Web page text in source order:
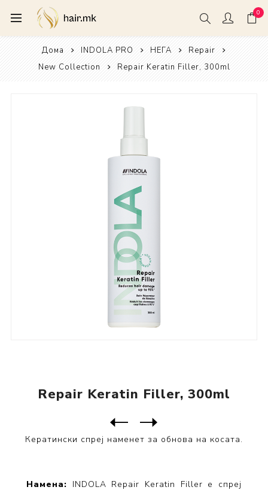
0
Дома INDOLA PRO НЕГА
Repair
New Collection
Repair Keratin Filler, 300ml
Repair Keratin Filler, 300ml
Кератински спреј наменет за обнова на косата.
Намена: INDOLA Repair Keratin Filler е спреј